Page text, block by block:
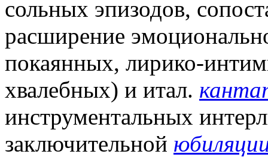
сольных эпизодов,
расширение
покаянных, лирико-
хвалебных) и итал.
инструментальных
заключительной